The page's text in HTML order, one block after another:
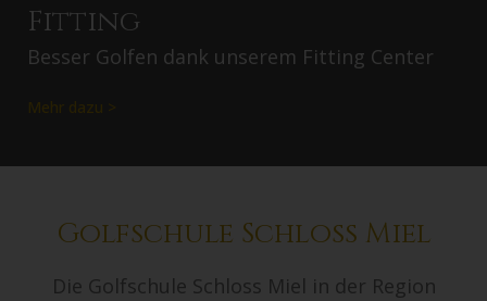
Fitting
Besser Golfen dank unserem Fitting Center
Mehr dazu >
Golfschule Schloss Miel
Die Golfschule Schloss Miel in der Region